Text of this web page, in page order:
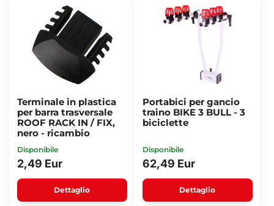
Terminale in plastica
per barra trasversale
ROOF RACK IN / FIX,
nero - ricambio
Disponibile
2,49 Eur
Dettaglio
Portabici per gancio
traino BIKE 3 BULL - 3
biciclette
Disponibile
62,49 Eur
Dettaglio